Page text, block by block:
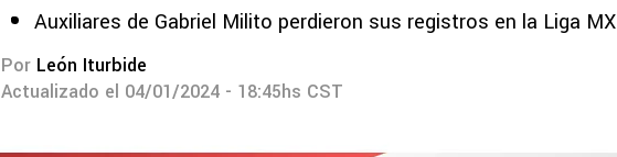
Auxiliares de Gabriel Milito perdieron sus registros en la Liga MX
Por León Iturbide
Actualizado el 04/01/2024 - 18:45hs CST